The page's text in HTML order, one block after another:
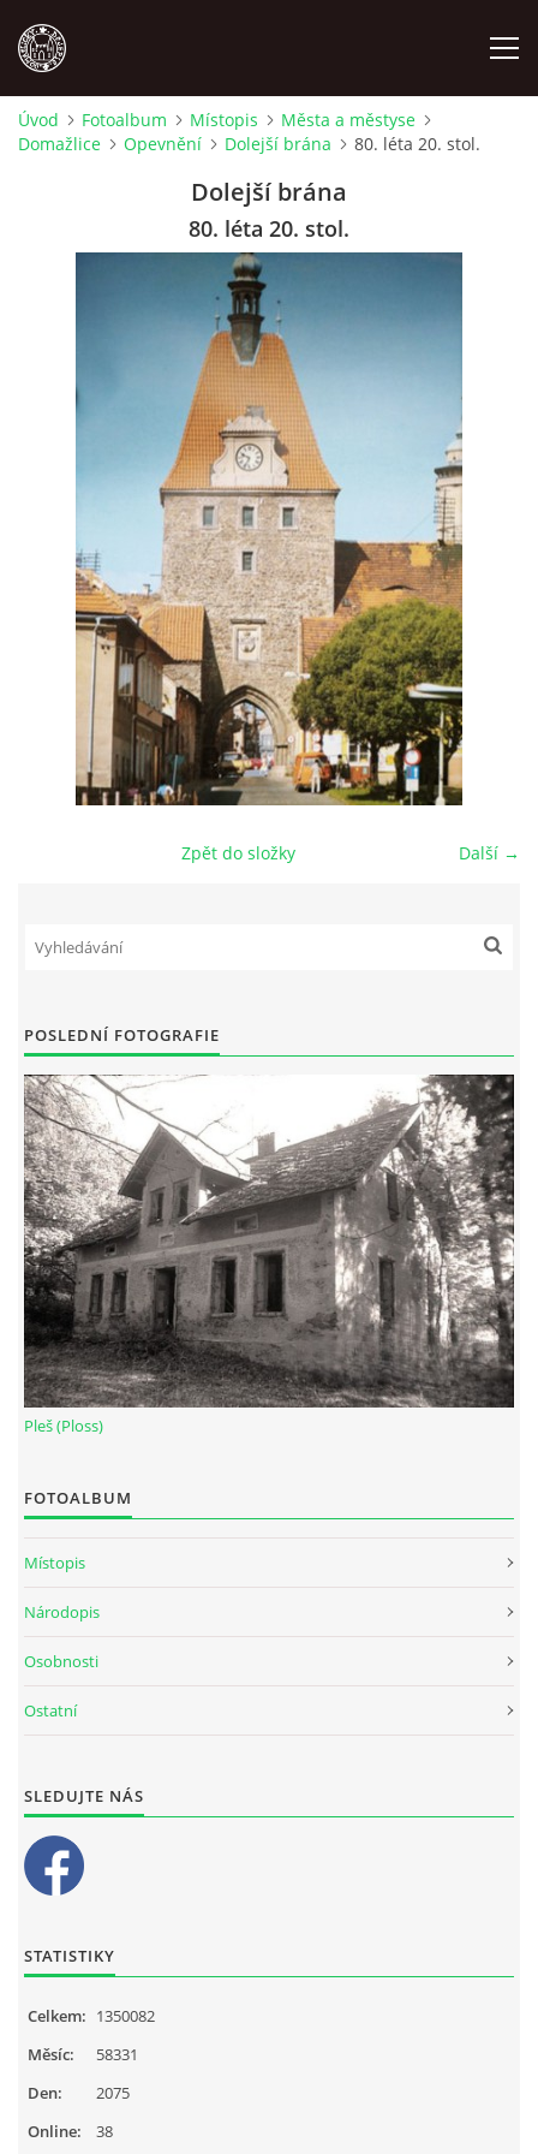
MÍSTOPIS
DŮL NA SLÍDU (NA KOLE)
Kontakt:
tel. 773 916 275
info@domdej.cz
Tento projekt je realizován za finanční podpory
Úvod Fotoalbum Místopis
Města a městyse
Domažlice
Opevnění Dolejší brána 80. léta 20. stol.
Dolejší brána
80. léta 20. stol.
Další →
Zpět do složky
POSLEDNÍ FOTOGRAFIE
Pleš (Ploss)
FOTOALBUM
Místopis
Národopis
Osobnosti
Ostatní
SLEDUJTE NÁS
STATISTIKY
Online: 38
Celkem: 1350082
Měsíc:
58331
Den:
2075